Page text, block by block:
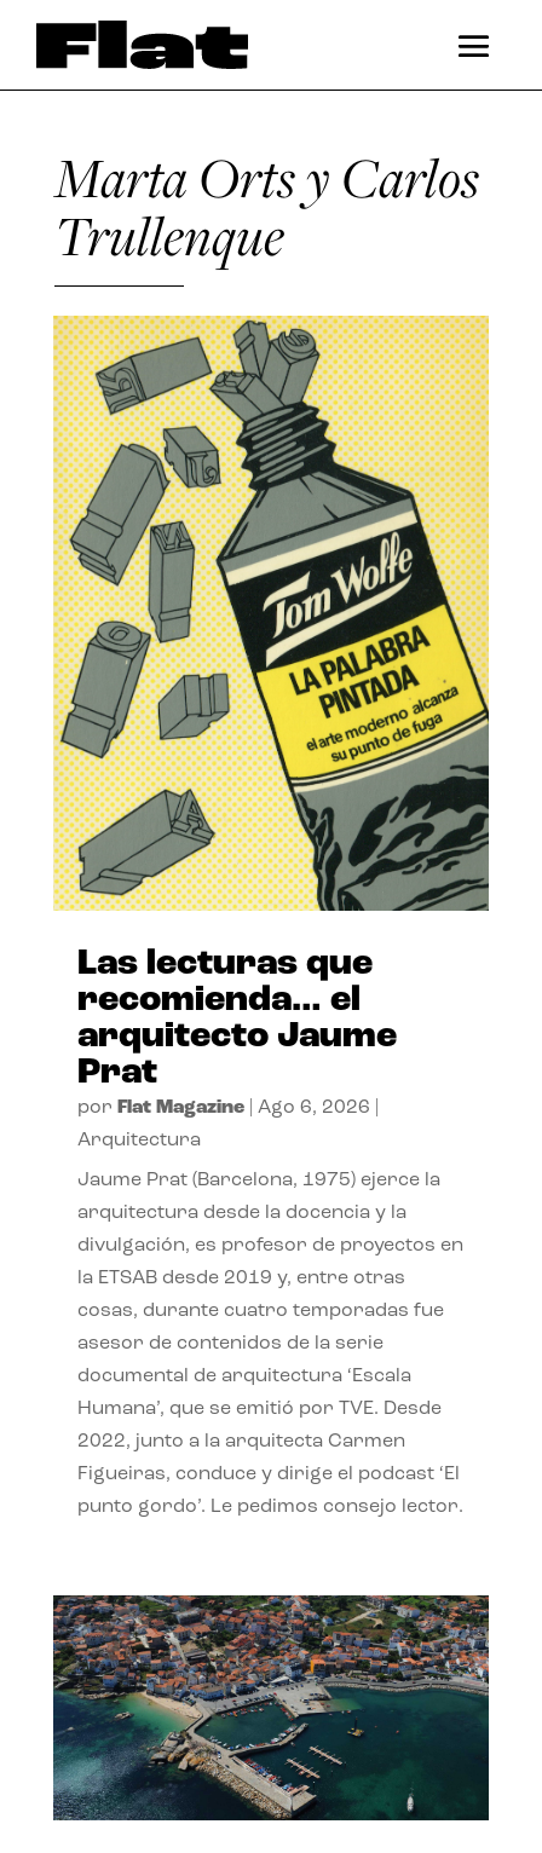
Marta Orts y Carlos
Trullenque
Las lecturas que
recomienda… el
arquitecto Jaume
Prat
por Flat Magazine| Ago 6, 2026
Arquitectura
Jaume Prat (Barcelona, 1975) ejerce la
arquitectura desde la docencia y la
divulgación, es profesor de proyectos en
la ETSAB desde 2019 y, entre otras
cosas, durante cuatro temporadas fue
asesor de contenidos de la serie
documental de arquitectura ‘Escala
Humana’, que se emitió por TVE. Desde
2022, junto a la arquitecta Carmen
Figueiras, conduce y dirige el podcast ‘El
punto gordo’. Le pedimos consejo lector.